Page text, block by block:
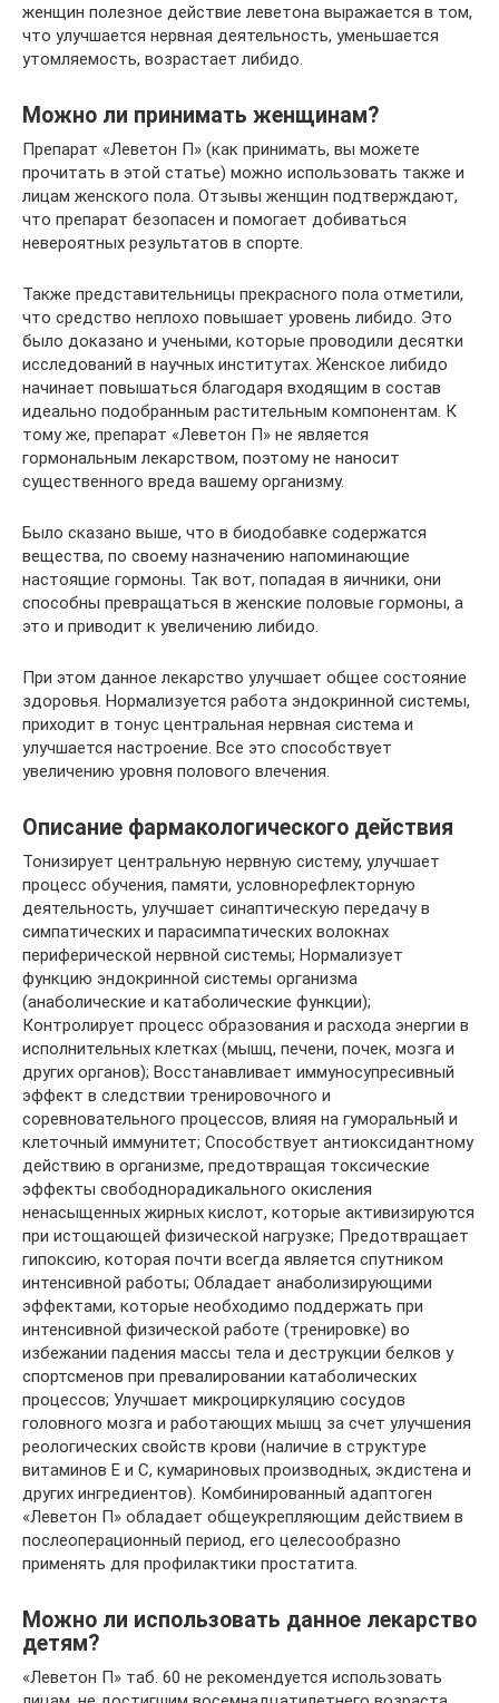
женщин полезное действие леветона выражается в том,
что улучшается нервная деятельность, уменьшается
утомляемость, возрастает либидо.
Можно ли принимать женщинам?
Препарат «Леветон П» (как принимать, вы можете
прочитать в этой статье) можно использовать также и
лицам женского пола. Отзывы женщин подтверждают,
что препарат безопасен и помогает добиваться
невероятных результатов в спорте.
Также представительницы прекрасного пола отметили,
что средство неплохо повышает уровень либидо. Это
было доказано и учеными, которые проводили десятки
исследований в научных институтах. Женское либидо
начинает повышаться благодаря входящим в состав
идеально подобранным растительным компонентам. К
тому же, препарат «Леветон П» не является
гормональным лекарством, поэтому не наносит
существенного вреда вашему организму.
Было сказано выше, что в биодобавке содержатся
вещества, по своему назначению напоминающие
настоящие гормоны. Так вот, попадая в яичники, они
способны превращаться в женские половые гормоны, а
это и приводит к увеличению либидо.
При этом данное лекарство улучшает общее состояние
здоровья. Нормализуется работа эндокринной системы,
приходит в тонус центральная нервная система и
улучшается настроение. Все это способствует
увеличению уровня полового влечения.
Описание фармакологического действия
Тонизирует центральную нервную систему, улучшает
процесс обучения, памяти, условнорефлекторную
деятельность, улучшает синаптическую передачу в
симпатических и парасимпатических волокнах
периферической нервной системы; Нормализует
функцию эндокринной системы организма
(анаболические и катаболические функции);
Контролирует процесс образования и расхода энергии в
исполнительных клетках (мышц, печени, почек, мозга и
других органов); Восстанавливает иммуносупресивный
эффект в следствии тренировочного и
соревновательного процессов, влияя на гуморальный и
клеточный иммунитет; Способствует антиоксидантному
действию в организме, предотвращая токсические
эффекты свободнорадикального окисления
ненасыщенных жирных кислот, которые активизируются
при истощающей физической нагрузке; Предотвращает
гипоксию, которая почти всегда является спутником
интенсивной работы; Обладает анаболизирующими
эффектами, которые необходимо поддержать при
интенсивной физической работе (тренировке) во
избежании падения массы тела и деструкции белков у
спортсменов при превалировании катаболических
процессов; Улучшает микроциркуляцию сосудов
головного мозга и работающих мышц за счет улучшения
реологических свойств крови (наличие в структуре
витаминов Е и С, кумариновых производных, экдистена и
других ингредиентов). Комбинированный адаптоген
«Леветон П» обладает общеукрепляющим действием в
послеоперационный период, его целесообразно
применять для профилактики простатита.
Можно ли использовать данное лекарство
детям?
«Леветон П» таб. 60 не рекомендуется использовать